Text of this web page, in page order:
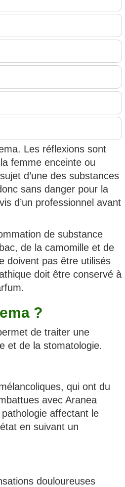
Les réflexions sont
femme enceinte ou
d’une des substances
sans danger pour la
d’un professionnel avant
de substance
de la camomille et de
doivent pas être utilisés
doit être conservé à
?
de traiter une
et de la stomatologie.
qui ont du
avec Aranea
affectant le
en suivant un
douloureuses